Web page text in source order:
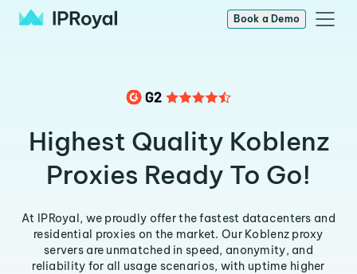
Book a Demo
Highest Quality Koblenz
Proxies Ready To Go!
At IPRoyal, we proudly offer the fastest datacenters and
residential proxies on the market. Our Koblenz proxy
servers are unmatched in speed, anonymity, and
reliability for all usage scenarios, with uptime higher